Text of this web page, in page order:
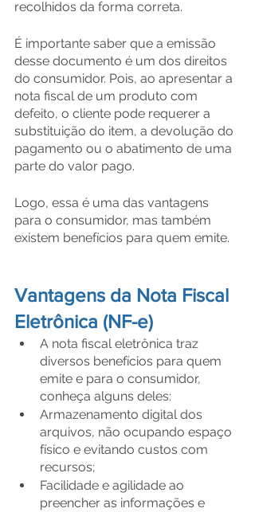
recolhidos da forma correta.
É importante saber que a emissão
desse documento é um dos direitos
do consumidor. Pois, ao apresentar a
nota fiscal de um produto com
defeito, o cliente pode requerer a
substituição do item, a devolução do
pagamento ou o abatimento de uma
parte do valor pago.
Logo, essa é uma das vantagens
para o consumidor, mas também
existem benefícios para quem emite.
Vantagens da Nota Fiscal
Eletrônica (NF-e)
A nota fiscal eletrônica traz
diversos benefícios para quem
emite e para o consumidor,
conheça alguns deles:
Armazenamento digital dos
arquivos, não ocupando espaço
físico e evitando custos com
recursos;
Facilidade e agilidade ao
preencher as informações e